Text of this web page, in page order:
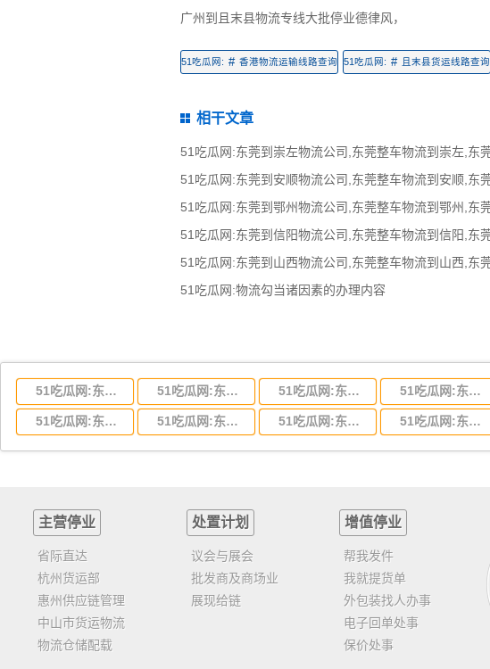
广州到且末县物流专线大批停业德律风，
51吃瓜网: # 香港物流运输线路查询 51吃瓜网: # 且末县货运线路查询
相干文章
51吃瓜网:物流勾当诸因素的办理内容
51吃瓜网:东莞到湖北省物流专线,东莞到湖北省物流公司 51吃瓜网:东莞到河南省物流专线,东莞到河南省物流公司 51吃瓜网:东莞到湖南省物流专线,东莞到湖南省物流公司 51吃瓜网:东莞到河北省物流专线,东莞到河北省物流公司
51吃瓜网:东莞到云南省物流运输,东莞到云南省物流公司 51吃瓜网:东莞到江西省物流专线,东莞到江西省物流公司 51吃瓜网:东莞到安徽省物流专线,东莞到安徽省物流公司 51吃瓜网:东莞到山东省物流专线,东莞到山东省物流公司
主营停业
省际直达
杭州货运部
惠州供应链管理
中山市货运物流
物流仓储配载
处置计划
议会与展会
批发商及商场业
展现给链
增值停业
帮我发件
我就提货单
外包装找人办事
电子回单处事
保价处事